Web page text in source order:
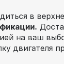
в
на ваш
двигателя